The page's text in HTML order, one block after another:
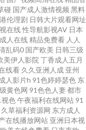
视频 欧美BB 91小视频最
利社有码 91丁香视频 人
久久五月天丁香亚洲网 91
91看色网站 手机福利视
在线 成人在线a 中文字幕
碰 国产成人激情视频 黑料
伦理剧 日韩大片观看网址
在线性导航影视AV 日本
人在线 精品免费看 人人
乱码0 国产欧美 日韩三级
美伊人影院 丁香成人五月
线看 久久亚洲人成 亚州
成人影片h 91色婷婷瑟色 东
黄色网 91色色人妻都市
视色午夜福利在线网站 91
久草福利资源网 东方成人
在线播放网站 亚洲日本视